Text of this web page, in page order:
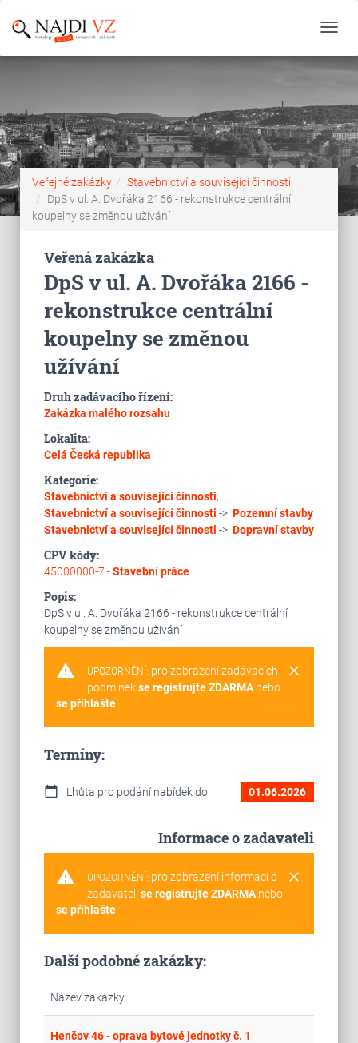
Veřejné zakázky
Stavebnictví a související činnosti
DpS v ul. A. Dvořáka 2166 - rekonstrukce centrální
koupelny se změnou užívání
Veřená zakázka
DpS v ul. A. Dvořáka 2166 -
rekonstrukce centrální
koupelny se změnou
užívání
Druh zadávacího řízení:
Zakázka malého rozsahu
Lokalita:
Celá Česká republika
Kategorie:
Stavebnictví a související činnosti,
Stavebnictví a související činnosti -> Pozemní stavby
Stavebnictví a související činnosti -> Dopravní stavby
CPV kódy:
45000000-7 -Stavební práce
Popis:
DpS v ul. A. Dvořáka 2166 - rekonstrukce centrální
koupelny se změnou užívání
warning clear
UPOZORNĚNÍ: pro zobrazení zadávacích
podmínekse registrujte ZDARMAnebo
se přihlašte.
Termíny:
calendar_today Lhůta pro podání nabídek do: 01.06.2026
Informace o zadavateli
warning clear
UPOZORNĚNÍ: pro zobrazení informací o
zadavateli se registrujte ZDARMAnebo
se přihlašte.
Další podobné zakázky:
Název zakázky
Henčov 46 - oprava bytové jednotky č. 1